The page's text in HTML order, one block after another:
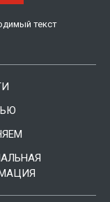
текст